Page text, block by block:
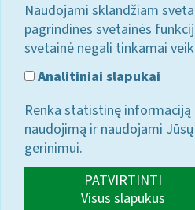
Naudojami sklandžiam
pagrindines svetainės
svetainė negali tinkamai
Analitiniai slapukai
Renka statistinę informaciją
naudojimą ir naudojami
gerinimui.
PATVIRTINTI
Visus slapukus